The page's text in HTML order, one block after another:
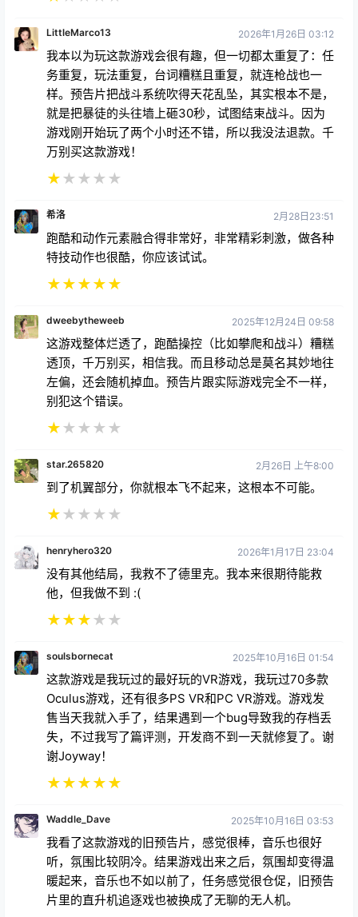
LittleMarco13 2026年1月26日 03:12
我本以为玩这款游戏会很有趣，但一切都太重复了：任
务重复，玩法重复，台词糟糕且重复，就连枪战也一
样。预告片把战斗系统吹得天花乱坠，其实根本不是，
就是把暴徒的头往墙上砸30秒，试图结束战斗。因为
游戏刚开始玩了两个小时还不错，所以我没法退款。千
万别买这款游戏！
★★ ★ ★ ★
希洛 2月28日23:51
跑酷和动作元素融合得非常好，非常精彩刺激，做各种
特技动作也很酷，你应该试试。
★★★★★
dweebytheweeb 2025年12月24日 09:58
这游戏整体烂透了，跑酷操控（比如攀爬和战斗）糟糕
透顶，千万别买，相信我。而且移动总是莫名其妙地往
左偏，还会随机掉血。预告片跟实际游戏完全不一样，
别犯这个错误。
★★ ★ ★ ★
star.265820 2月26日 上午8:00
到了机翼部分，你就根本飞不起来，这根本不可能。
★★ ★ ★ ★
henryhero320 2026年1月17日 23:04
没有其他结局，我救不了德里克。我本来很期待能救
他，但我做不到 :(
★★★★ ★
soulsbornecat 2025年10月16日 01:54
这款游戏是我玩过的最好玩的VR游戏，我玩过70多款
Oculus游戏，还有很多PS VR和PC VR游戏。游戏发
售当天我就入手了，结果遇到一个bug导致我的存档丢
失，不过我写了篇评测，开发商不到一天就修复了。谢
谢Joyway！
★★★★★
Waddle_Dave 2025年10月16日 03:53
我看了这款游戏的旧预告片，感觉很棒，音乐也很好
听，氛围比较阴冷。结果游戏出来之后，氛围却变得温
暖起来，音乐也不如以前了，任务感觉很仓促，旧预告
片里的直升机追逐戏也被换成了无聊的无人机。